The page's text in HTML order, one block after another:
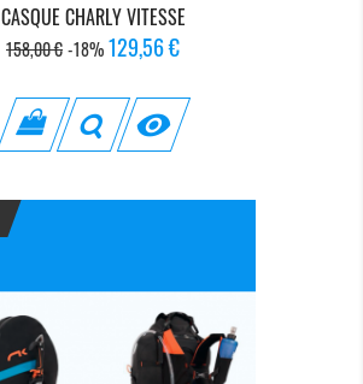
CASQUE CHARLY VITESSE
Prix
base
158,00 €-18%Prix
129,56 €
